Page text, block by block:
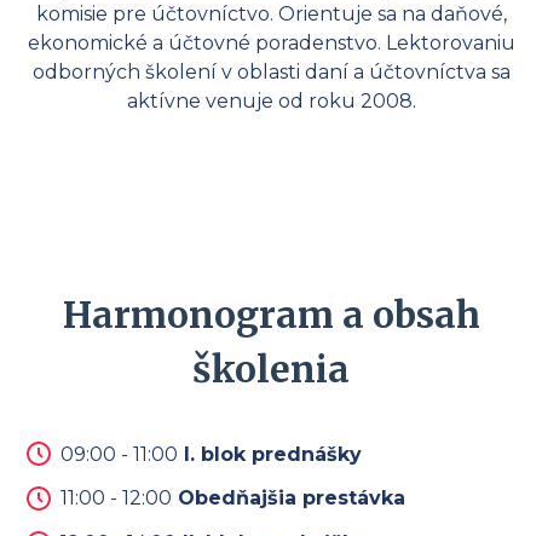
komisie pre účtovníctvo. Orientuje sa na daňové,
ekonomické a účtovné poradenstvo. Lektorovaniu
odborných školení v oblasti daní a účtovníctva sa
aktívne venuje od roku 2008.
Harmonogram a obsah
školenia
09:00 - 11:00 I. blok prednášky
11:00 - 12:00 Obedňajšia prestávka